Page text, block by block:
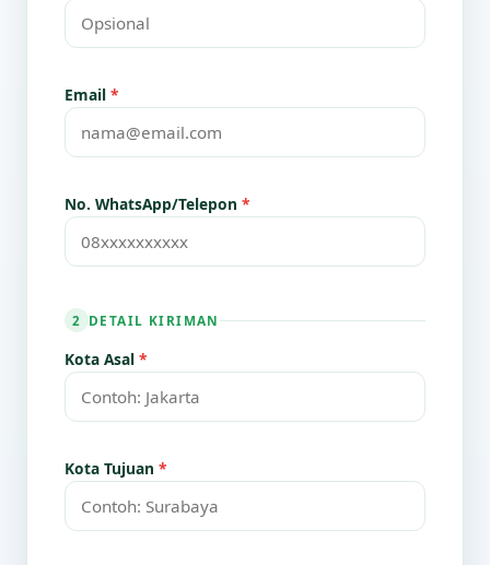
Email *
No. WhatsApp/Telepon *
2 DETAIL KIRIMAN
Kota Asal *
Kota Tujuan *